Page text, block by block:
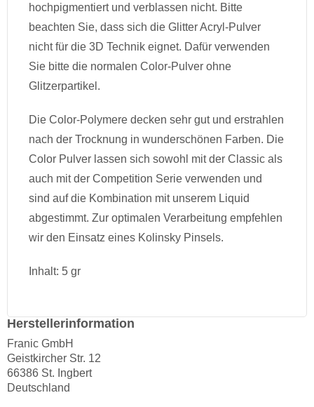
hochpigmentiert und verblassen nicht. Bitte
beachten Sie, dass sich die Glitter Acryl-Pulver
nicht für die 3D Technik eignet. Dafür verwenden
Sie bitte die normalen Color-Pulver ohne
Glitzerpartikel.
Die Color-Polymere decken sehr gut und erstrahlen
nach der Trocknung in wunderschönen Farben. Die
Color Pulver lassen sich sowohl mit der Classic als
auch mit der Competition Serie verwenden und
sind auf die Kombination mit unserem Liquid
abgestimmt. Zur optimalen Verarbeitung empfehlen
wir den Einsatz eines Kolinsky Pinsels.
Inhalt: 5 gr
Herstellerinformation
Franic GmbH
Geistkircher Str. 12
66386 St. Ingbert
Deutschland